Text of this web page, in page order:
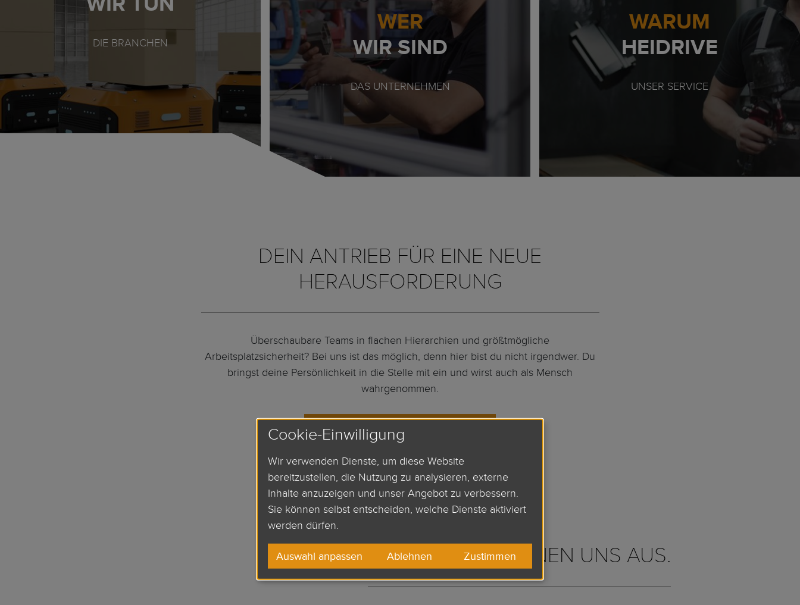
DIE BRANCHEN
WER
WIR SIND
DAS UNTERNEHMEN
WARUM
HEIDRIVE
UNSER SERVICE
DEIN ANTRIEB FÜR EINE NEUE
HERAUSFORDERUNG
Überschaubare Teams in flachen Hierarchien und größtmögliche
Arbeitsplatzsicherheit? Bei uns ist das möglich, denn hier bist du nicht irgendwer. Du
bringst deine Persönlichkeit in die Stelle mit ein und wirst auch als Mensch
wahrgenommen.
ZU DEN STELLENANGEBOTEN
WIR ZEICHNEN UNS AUS.
Cookie-Einwilligung
Wir verwenden Dienste, um diese Website
bereitzustellen, die Nutzung zu analysieren, externe
Inhalte anzuzeigen und unser Angebot zu verbessern.
Sie können selbst entscheiden, welche Dienste aktiviert
werden dürfen.
Auswahl anpassen Ablehnen Zustimmen